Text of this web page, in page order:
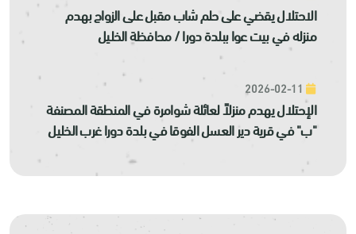
الاحتلال يقضي على حلم شاب مقبل على الزواج بهدم
منزله في بيت عوا ببلدة دورا / محافظة الخليل
الإحتلال يهدم منزلاً لعائلة شوامرة في المنطقة المصنفة
"ب" في قرية دير العسل الفوقا في بلدة دورا غرب الخليل